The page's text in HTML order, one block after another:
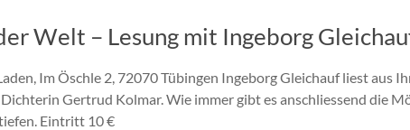
Welt – Lesung mit Ingeborg
Im Öschle 2, 72070 Tübingen Ingeborg Gleichauf liest aus
Gertrud Kolmar. Wie immer gibt es anschliessend die
Eintritt 10 €